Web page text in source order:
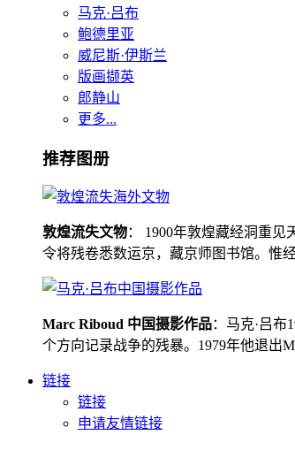
马克·吕布
鲍德里亚
威尼斯·伊斯兰
版画撷英
郎静山
更多...
推荐图册
敦煌流失文物： 1900年敦煌藏经洞重见
令将残卷悉数运京，藏京师图书馆。惟
Marc Riboud 中国摄影作品：马克·吕
个方向记录战争的残暴。1979年他退出
链接
链接
申请友情链接